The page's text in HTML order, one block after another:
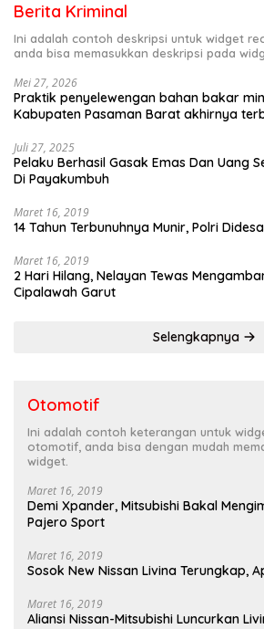
Berita Kriminal
Ini adalah contoh deskripsi untuk widget
anda bisa memasukkan deskripsi pada
Mei 27, 2026
Praktik penyelewengan bahan bakar
Kabupaten Pasaman Barat akhirnya
Juli 27, 2025
Pelaku Berhasil Gasak Emas Dan Uang
Di Payakumbuh
Maret 16, 2019
14 Tahun Terbunuhnya Munir, Polri
Maret 16, 2019
2 Hari Hilang, Nelayan Tewas
Cipalawah Garut
Selengkapnya
Otomotif
Ini adalah contoh keterangan untuk
otomotif, anda bisa dengan mudah
widget.
Maret 16, 2019
Demi Xpander, Mitsubishi Bakal
Pajero Sport
Maret 16, 2019
Sosok New Nissan Livina Terungkap,
Maret 16, 2019
Aliansi Nissan-Mitsubishi Luncurkan